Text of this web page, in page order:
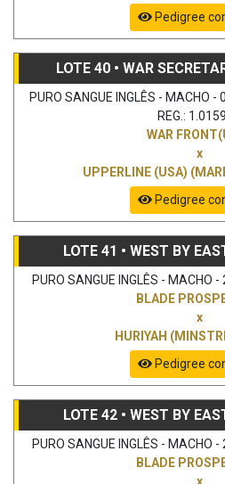
Pedigree
LOTE 40 • WAR
PURO SANGUE INGLÊS - MACHO
REG.:
WAR
x
UPPERLINE (USA)
Pedigree
LOTE 41 • WEST BY
PURO SANGUE INGLÊS - MACHO
BLADE
x
HURIYAH
Pedigree
LOTE 42 • WEST BY
PURO SANGUE INGLÊS - MACHO
BLADE